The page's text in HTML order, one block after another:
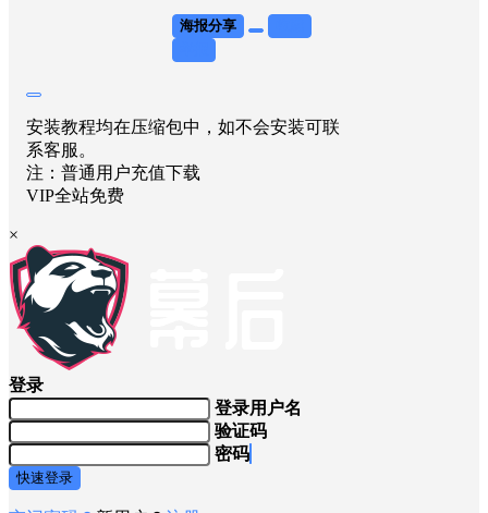
海报分享
安装教程均在压缩包中，如不会安装可联
系客服。
注：普通用户充值下载
VIP全站免费
×
登录
登录用户名
验证码
密码
快速登录